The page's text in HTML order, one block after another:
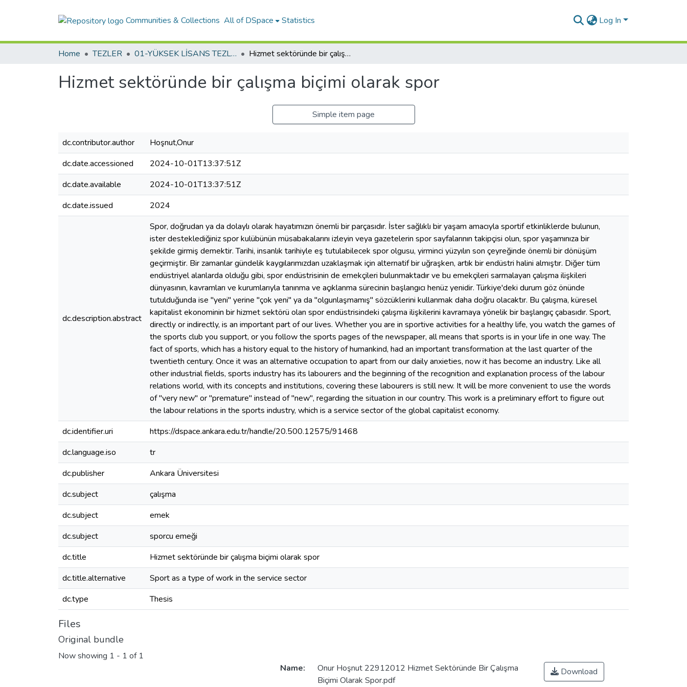
Communities & Collections All of DSpace Statistics Log In
Home TEZLER 01-YÜKSEK LİSANS TEZLERİ Hizmet sektöründe bir çalışma biçimi olarak spor
Hizmet sektöründe bir çalışma biçimi olarak spor
Simple item page
dc.contributor.author
Hoşnut,Onur
dc.date.accessioned
2024-10-01T13:37:51Z
dc.date.available
2024-10-01T13:37:51Z
dc.date.issued
2024
dc.description.abstract
Spor, doğrudan ya da dolaylı olarak hayatımızın önemli bir parçasıdır. İster sağlıklı bir yaşam amacıyla sportif etkinliklerde bulunun,
ister desteklediğiniz spor kulübünün müsabakalarını izleyin veya gazetelerin spor sayfalarının takipçisi olun, spor yaşamınıza bir
şekilde girmiş demektir. Tarihi, insanlık tarihiyle eş tutulabilecek spor olgusu, yirminci yüzyılın son çeyreğinde önemli bir dönüşüm
geçirmiştir. Bir zamanlar gündelik kaygılarımızdan uzaklaşmak için alternatif bir uğraşken, artık bir endüstri halini almıştır. Diğer tüm
endüstriyel alanlarda olduğu gibi, spor endüstrisinin de emekçileri bulunmaktadır ve bu emekçileri sarmalayan çalışma ilişkileri
dünyasının, kavramları ve kurumlarıyla tanınma ve açıklanma sürecinin başlangıcı henüz yenidir. Türkiye'deki durum göz önünde
tutulduğunda ise "yeni" yerine "çok yeni" ya da "olgunlaşmamış" sözcüklerini kullanmak daha doğru olacaktır. Bu çalışma, küresel
kapitalist ekonominin bir hizmet sektörü olan spor endüstrisindeki çalışma ilişkilerini kavramaya yönelik bir başlangıç çabasıdır. Sport,
directly or indirectly, is an important part of our lives. Whether you are in sportive activities for a healthy life, you watch the games of
the sports club you support, or you follow the sports pages of the newspaper, all means that sports is in your life in one way. The
fact of sports, which has a history equal to the history of humankind, had an important transformation at the last quarter of the
twentieth century. Once it was an alternative occupation to apart from our daily anxieties, now it has become an industry. Like all
other industrial fields, sports industry has its labourers and the beginning of the recognition and explanation process of the labour
relations world, with its concepts and institutions, covering these labourers is still new. It will be more convenient to use the words
of "very new" or "premature" instead of "new", regarding the situation in our country. This work is a preliminary effort to figure out
the labour relations in the sports industry, which is a service sector of the global capitalist economy.
dc.identifier.uri
https://dspace.ankara.edu.tr/handle/20.500.12575/91468
dc.language.iso
tr
dc.publisher
Ankara Üniversitesi
dc.subject
çalışma
dc.subject
emek
dc.subject
sporcu emeği
dc.title
Hizmet sektöründe bir çalışma biçimi olarak spor
dc.title.alternative
Sport as a type of work in the service sector
dc.type
Thesis
Files
Original bundle
Now showing 1 - 1 of 1
Name:
Onur Hoşnut 22912012 Hizmet Sektöründe Bir Çalışma
Biçimi Olarak Spor.pdf
Download